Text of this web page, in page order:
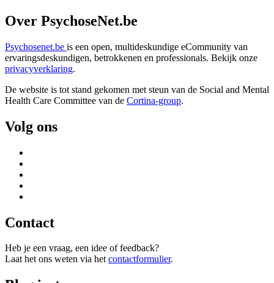
Over PsychoseNet.be
Psychosenet.be is een open, multideskundige eCommunity van
ervaringsdeskundigen, betrokkenen en professionals. Bekijk onze
privacyverklaring.
De website is tot stand gekomen met steun van de Social and Mental
Health Care Committee van de Cortina-group.
Volg ons
Contact
Heb je een vraag, een idee of feedback?
Laat het ons weten via hetcontactformulier.